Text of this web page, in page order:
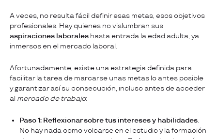
A veces, no resulta fácil definir esas metas, esos objetivos
profesionales. Hay quienes no vislumbran sus
aspiraciones laborales hasta entrada la edad adulta, ya
inmersos en el mercado laboral.
Afortunadamente, existe una estrategia definida para
facilitar la tarea de marcarse unas metas lo antes posible
y garantizar así su consecución, incluso antes de acceder
al mercado de trabajo:
Paso 1: Reflexionar sobre tus intereses y habilidades.
No hay nada como volcarse en el estudio y la formación